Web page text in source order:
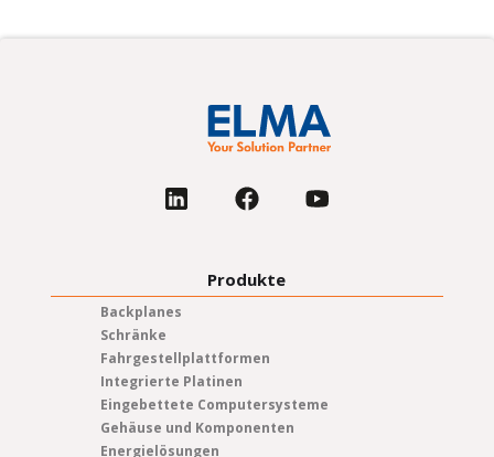
Produkte
Backplanes
Schränke
Fahrgestellplattformen
Integrierte Platinen
Eingebettete Computersysteme
Gehäuse und Komponenten
Energielösungen